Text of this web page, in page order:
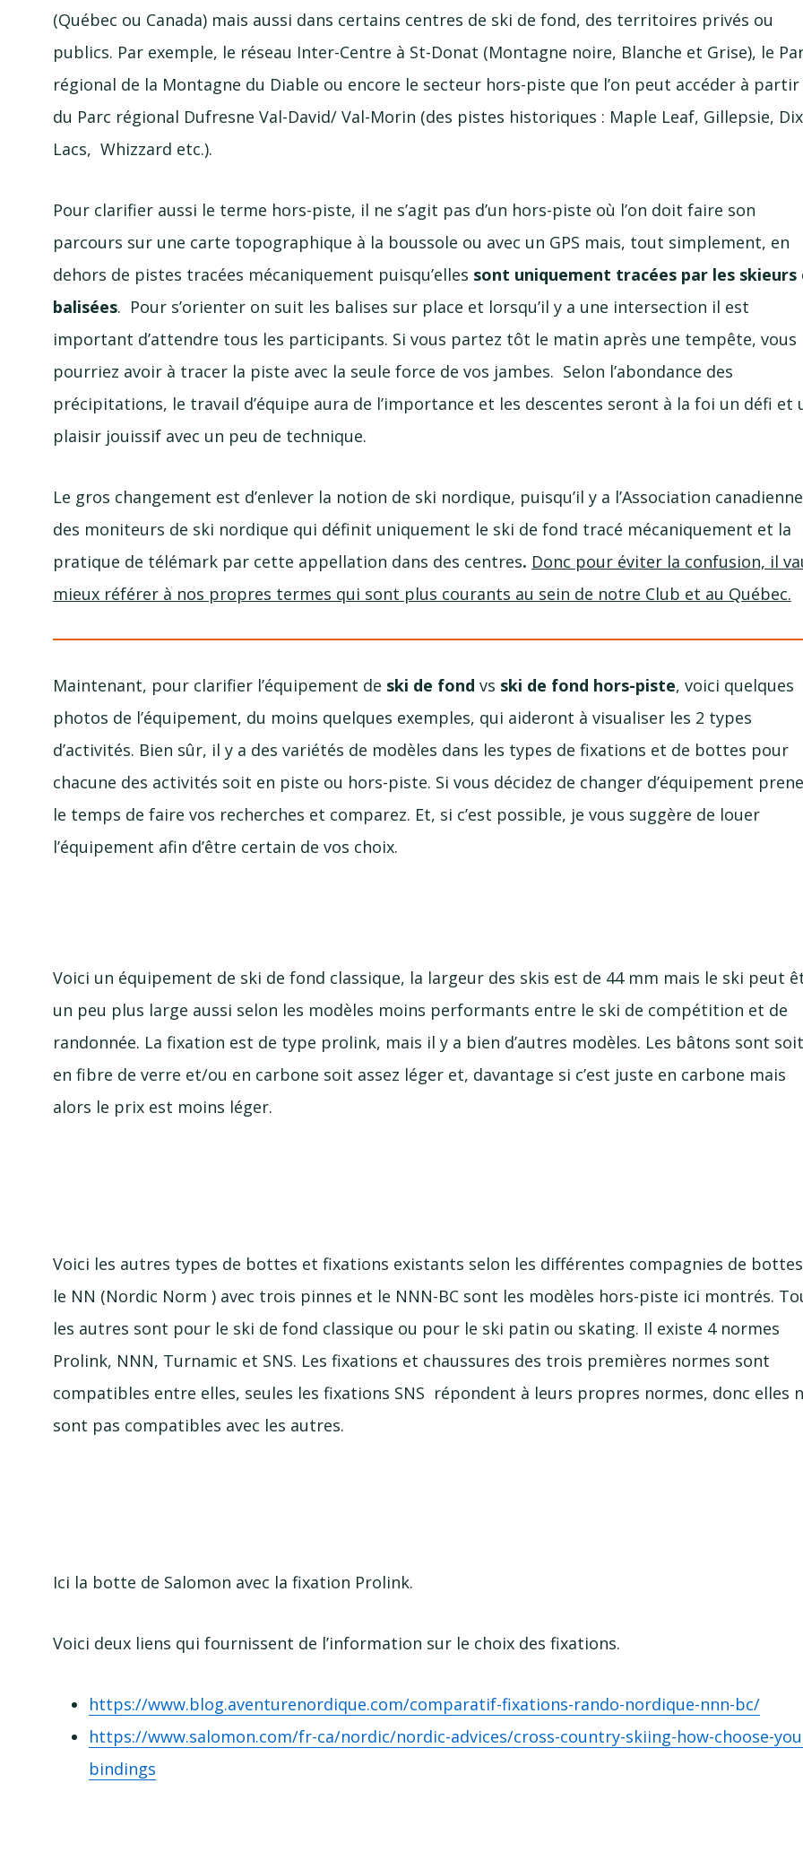
(Québec ou Canada) mais aussi dans certains centres de ski de fond, des territoires privés ou
publics. Par exemple, le réseau Inter-Centre à St-Donat (Montagne noire, Blanche et Grise), le
régional de la Montagne du Diable ou encore le secteur hors-piste que l’on peut accéder à partir
du Parc régional Dufresne Val-David/ Val-Morin (des pistes historiques : Maple Leaf, Gillepsie, Dix
Lacs, Whizzard etc.).
Pour clarifier aussi le terme hors-piste, il ne s’agit pas d’un hors-piste où l’on doit faire son
parcours sur une carte topographique à la boussole ou avec un GPS mais, tout simplement, en
dehors de pistes tracées mécaniquement puisqu’elles sont uniquement tracées par les skieurs
balisées. Pour s’orienter on suit les balises sur place et lorsqu’il y a une intersection il est
important d’attendre tous les participants. Si vous partez tôt le matin après une tempête, vous
pourriez avoir à tracer la piste avec la seule force de vos jambes. Selon l’abondance des
précipitations, le travail d’équipe aura de l’importance et les descentes seront à la foi un défi et
plaisir jouissif avec un peu de technique.
Le gros changement est d’enlever la notion de ski nordique, puisqu’il y a l’Association canadienne
des moniteurs de ski nordique qui définit uniquement le ski de fond tracé mécaniquement et la
pratique de télémark par cette appellation dans des centres. Donc pour éviter la confusion, il
mieux référer à nos propres termes qui sont plus courants au sein de notre Club et au Québec.
Maintenant, pour clarifier l’équipement de ski de fond vs ski de fond hors-piste, voici quelques
photos de l’équipement, du moins quelques exemples, qui aideront à visualiser les 2 types
d’activités. Bien sûr, il y a des variétés de modèles dans les types de fixations et de bottes pour
chacune des activités soit en piste ou hors-piste. Si vous décidez de changer d’équipement
le temps de faire vos recherches et comparez. Et, si c’est possible, je vous suggère de louer
l’équipement afin d’être certain de vos choix.
Voici un équipement de ski de fond classique, la largeur des skis est de 44 mm mais le ski peut
un peu plus large aussi selon les modèles moins performants entre le ski de compétition et de
randonnée. La fixation est de type prolink, mais il y a bien d’autres modèles. Les bâtons sont soit
en fibre de verre et/ou en carbone soit assez léger et, davantage si c’est juste en carbone mais
alors le prix est moins léger.
Voici les autres types de bottes et fixations existants selon les différentes compagnies de
le NN (Nordic Norm ) avec trois pinnes et le NNN-BCsont les modèles hors-piste ici montrés.
les autres sont pour le ski de fond classique ou pour le ski patin ou skating. Il existe 4 normes
Prolink, NNN, Turnamic et SNS. Les fixations et chaussures des trois premières normes sont
compatibles entre elles, seules les fixations SNS répondent à leurs propres normes, donc elles
sont pas compatibles avec les autres.
Ici la botte de Salomon avec la fixation Prolink.
Voici deux liens qui fournissent de l’information sur le choix des fixations.
https://www.blog.aventurenordique.com/comparatif-fixations-rando-nordique-nnn-bc/
https://www.salomon.com/fr-ca/nordic/nordic-advices/cross-country-skiing-how-choose-
bindings